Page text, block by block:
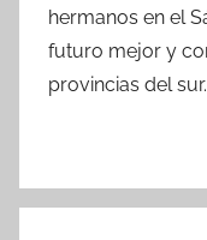
hermanos en el
futuro mejor y
provincias del sur.